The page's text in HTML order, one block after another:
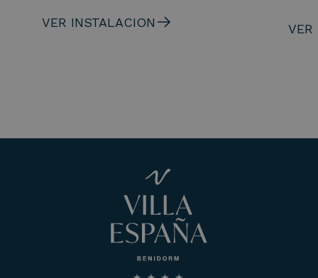
VER INSTALACION VER